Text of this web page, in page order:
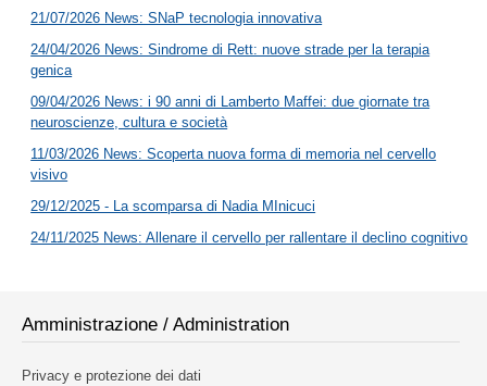
21/07/2026 News: SNaP tecnologia innovativa
24/04/2026 News: Sindrome di Rett: nuove strade per la terapia
genica
09/04/2026 News: i 90 anni di Lamberto Maffei: due giornate tra
neuroscienze, cultura e società
11/03/2026 News: Scoperta nuova forma di memoria nel cervello
visivo
29/12/2025 - La scomparsa di Nadia MInicuci
24/11/2025 News: Allenare il cervello per rallentare il declino cognitivo
Amministrazione / Administration
Privacy e protezione dei dati